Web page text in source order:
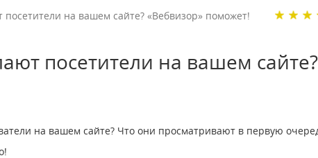
посетители на вашем сайте? «Вебвизор» поможет!
посетители на вашем
на вашем сайте? Что они просматривают в первую